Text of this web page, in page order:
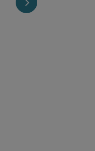
nächstes Element